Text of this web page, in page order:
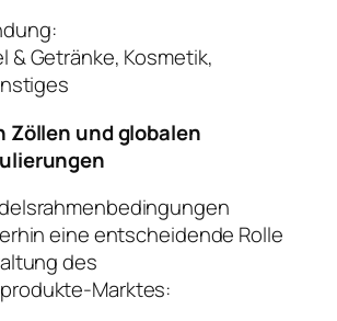
& Getränke, Kosmetik,
Zöllen und globalen
eine entscheidende Rolle
des
Marktes: